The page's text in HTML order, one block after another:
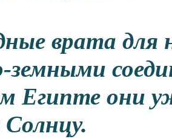
врата
земными
Египте они